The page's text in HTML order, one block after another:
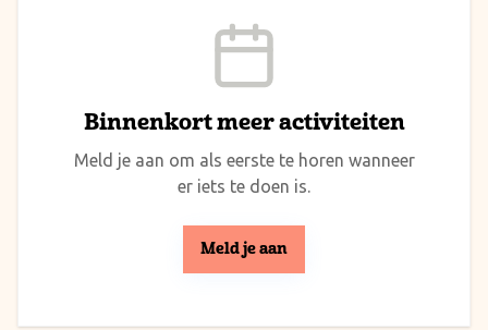
Binnenkort meer activiteiten
Meld je aan om als eerste te horen wanneer
er iets te doen is.
Meld je aan